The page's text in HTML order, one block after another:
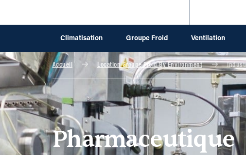
Climatisation Groupe Froid Ventilation
Accueil Location Groupe Froid By Environment
Pharmaceutique